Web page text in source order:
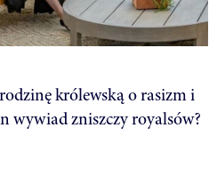
królewską o rasizm i
wywiad zniszczy royalsów?